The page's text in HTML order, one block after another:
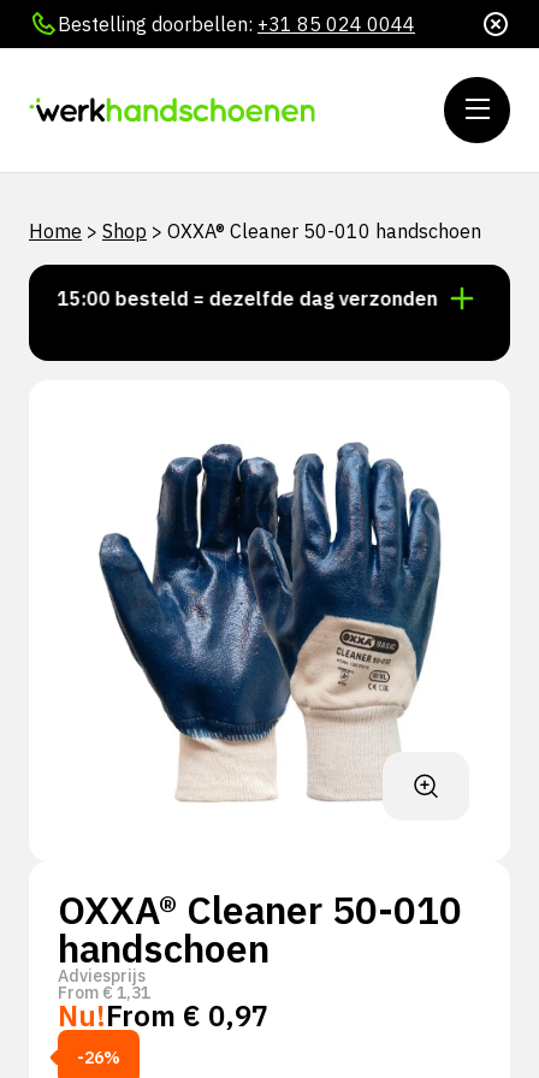
Bestelling doorbellen: +31 85 024 0044
Home > Shop > OXXA® Cleaner 50-010 handschoen
15:00 besteld = dezelfde dag verzonden
OXXA® Cleaner 50-010
handschoen
Adviesprijs
From €1,31
Nu!From € 0,97
-26%